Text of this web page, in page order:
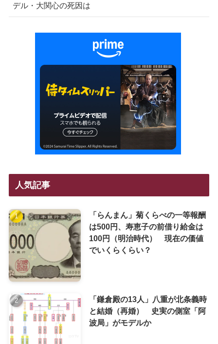
デル・大関心の死因は
人気記事
「らんまん」菊くらべの一等報酬
は500円、寿恵子の前借り給金は
100円（明治時代） 現在の価値
でいくらくらい？
「鎌倉殿の13人」八重が北条義時
と結婚（再婚） 史実の側室「阿
波局」がモデルか